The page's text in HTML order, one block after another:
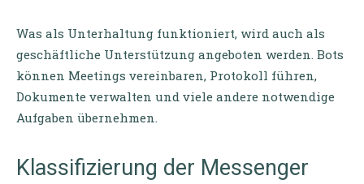
Was als Unterhaltung funktioniert, wird auch als
geschäftliche Unterstützung angeboten werden. Bots
können Meetings vereinbaren, Protokoll führen,
Dokumente verwalten und viele andere notwendige
Aufgaben übernehmen.
Klassifizierung der Messenger